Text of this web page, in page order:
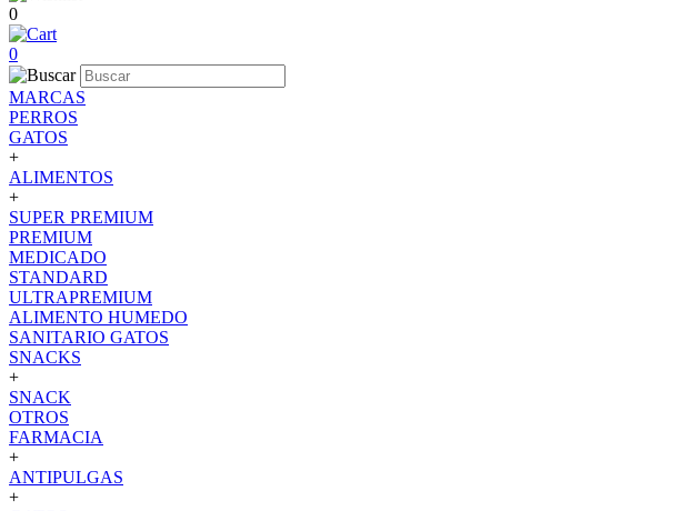
0
0
MARCAS
PERROS
GATOS
+
ALIMENTOS
+
SUPER PREMIUM
PREMIUM
MEDICADO
STANDARD
ULTRAPREMIUM
ALIMENTO HUMEDO
SANITARIO GATOS
SNACKS
+
SNACK
OTROS
FARMACIA
+
ANTIPULGAS
+